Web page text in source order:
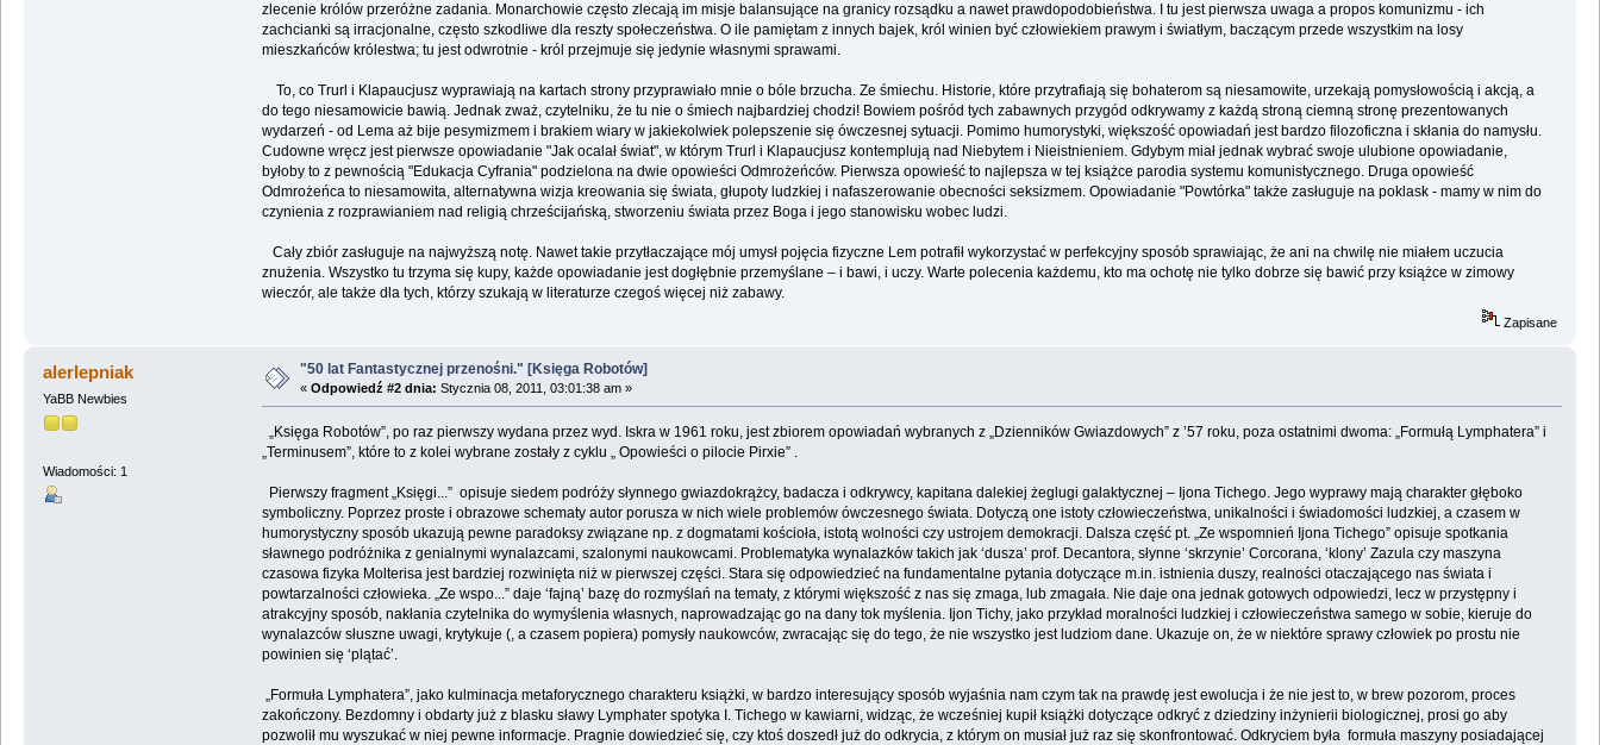
zlecenie królów przeróżne zadania. Monarchowie często zlecają im misje balansujące na granicy rozsądku a nawet prawdopodobieństwa. I tu jest pierwsza uwaga a propos komunizmu - ich
zachcianki są irracjonalne, często szkodliwe dla reszty społeczeństwa. O ile pamiętam z innych bajek, król winien być człowiekiem prawym i światłym, baczącym przede wszystkim na losy
mieszkańców królestwa; tu jest odwrotnie - król przejmuje się jedynie własnymi sprawami.
To, co Trurl i Klapaucjusz wyprawiają na kartach strony przyprawiało mnie o bóle brzucha. Ze śmiechu. Historie, które przytrafiają się bohaterom są niesamowite, urzekają pomysłowością i akcją, a
do tego niesamowicie bawią. Jednak zważ, czytelniku, że tu nie o śmiech najbardziej chodzi! Bowiem pośród tych zabawnych przygód odkrywamy z każdą stroną ciemną stronę prezentowanych
wydarzeń - od Lema aż bije pesymizmem i brakiem wiary w jakiekolwiek polepszenie się ówczesnej sytuacji. Pomimo humorystyki, większość opowiadań jest bardzo filozoficzna i skłania do namysłu.
Cudowne wręcz jest pierwsze opowiadanie "Jak ocalał świat", w którym Trurl i Klapaucjusz kontemplują nad Niebytem i Nieistnieniem. Gdybym miał jednak wybrać swoje ulubione opowiadanie,
byłoby to z pewnością "Edukacja Cyfrania" podzielona na dwie opowieści Odmrożeńców. Pierwsza opowieść to najlepsza w tej książce parodia systemu komunistycznego. Druga opowieść
Odmrożeńca to niesamowita, alternatywna wizja kreowania się świata, głupoty ludzkiej i nafaszerowanie obecności seksizmem. Opowiadanie "Powtórka" także zasługuje na poklask - mamy w nim do
czynienia z rozprawianiem nad religią chrześcijańską, stworzeniu świata przez Boga i jego stanowisku wobec ludzi.
Cały zbiór zasługuje na najwyższą notę. Nawet takie przytłaczające mój umysł pojęcia fizyczne Lem potrafił wykorzystać w perfekcyjny sposób sprawiając, że ani na chwilę nie miałem uczucia
znużenia. Wszystko tu trzyma się kupy, każde opowiadanie jest dogłębnie przemyślane – i bawi, i uczy. Warte polecenia każdemu, kto ma ochotę nie tylko dobrze się bawić przy książce w zimowy
wieczór, ale także dla tych, którzy szukają w literaturze czegoś więcej niż zabawy.
Zapisane
alerlepniak
YaBB Newbies
Wiadomości: 1
"50 lat Fantastycznej przenośni." [Księga Robotów]
« Odpowiedź #2 dnia: Stycznia 08, 2011, 03:01:38 am »
„Księga Robotów”, po raz pierwszy wydana przez wyd. Iskra w 1961 roku, jest zbiorem opowiadań wybranych z „Dzienników Gwiazdowych” z ’57 roku, poza ostatnimi dwoma: „Formułą Lymphatera” i
„Terminusem”, które to z kolei wybrane zostały z cyklu „ Opowieści o pilocie Pirxie” .
Pierwszy fragment „Księgi...” opisuje siedem podróży słynnego gwiazdokrążcy, badacza i odkrywcy, kapitana dalekiej żeglugi galaktycznej – Ijona Tichego. Jego wyprawy mają charakter głęboko
symboliczny. Poprzez proste i obrazowe schematy autor porusza w nich wiele problemów ówczesnego świata. Dotyczą one istoty człowieczeństwa, unikalności i świadomości ludzkiej, a czasem w
humorystyczny sposób ukazują pewne paradoksy związane np. z dogmatami kościoła, istotą wolności czy ustrojem demokracji. Dalsza część pt. „Ze wspomnień Ijona Tichego” opisuje spotkania
sławnego podróżnika z genialnymi wynalazcami, szalonymi naukowcami. Problematyka wynalazków takich jak ‘dusza’ prof. Decantora, słynne ‘skrzynie’ Corcorana, ‘klony’ Zazula czy maszyna
czasowa fizyka Molterisa jest bardziej rozwinięta niż w pierwszej części. Stara się odpowiedzieć na fundamentalne pytania dotyczące m.in. istnienia duszy, realności otaczającego nas świata i
powtarzalności człowieka. „Ze wspo...” daje ‘fajną’ bazę do rozmyślań na tematy, z którymi większość z nas się zmaga, lub zmagała. Nie daje ona jednak gotowych odpowiedzi, lecz w przystępny i
atrakcyjny sposób, nakłania czytelnika do wymyślenia własnych, naprowadzając go na dany tok myślenia. Ijon Tichy, jako przykład moralności ludzkiej i człowieczeństwa samego w sobie, kieruje do
wynalazców słuszne uwagi, krytykuje (, a czasem popiera) pomysły naukowców, zwracając się do tego, że nie wszystko jest ludziom dane. Ukazuje on, że w niektóre sprawy człowiek po prostu nie
powinien się ‘plątać’.
„Formuła Lymphatera”, jako kulminacja metaforycznego charakteru książki, w bardzo interesujący sposób wyjaśnia nam czym tak na prawdę jest ewolucja i że nie jest to, w brew pozorom, proces
zakończony. Bezdomny i obdarty już z blasku sławy Lymphater spotyka I. Tichego w kawiarni, widząc, że wcześniej kupił książki dotyczące odkryć z dziedziny inżynierii biologicznej, prosi go aby
pozwolił mu wyszukać w niej pewne informacje. Pragnie dowiedzieć się, czy ktoś doszedł już do odkrycia, z którym on musiał już raz się skonfrontować. Odkryciem była formuła maszyny posiadającej